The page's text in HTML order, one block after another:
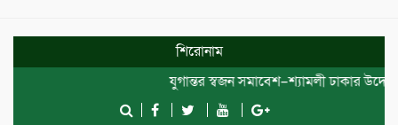
শিরোনাম
যুগান্তর স্বজন সমাবেশ–শ্যামলী ঢাকার